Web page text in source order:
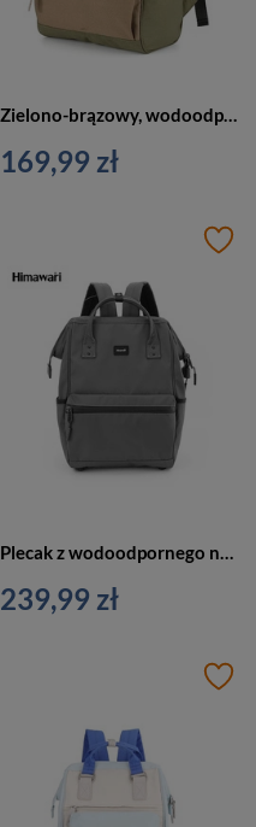
Zielono-brązowy, wodoodporny plecak na laptopa z portem USB - Himawari
169,99 zł
239,99 zł